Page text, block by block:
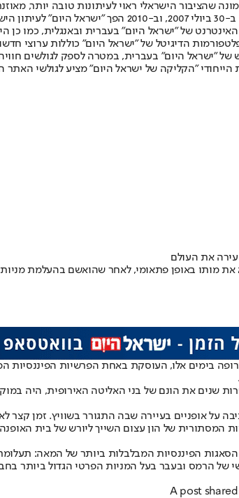
שהציבור הישראלי ראוי לעיתונות טובה יותר,
תשלום. המהדורה המודפסת הראשונה
הדיגיטל של "ישראל היום" כוללות ערוצי
החדש של "ישראל היום" בעברית, במטרה לספק
"הקליקה של ישראל היום" מציע לגולשי
את העולם
בהעלמת מניות בשווי 15 מיליארד דולר • הסערה מעסיקה את אירופה - ויש כמה
בימים אלו, העוסקת באחת הפרשיות הפיננסיות
שנים את הונם של בני האליטה האירופית, היה
על אופניים בעיירה שבה התגורר בשוויץ. זמן
המסתורית של הון עצום השייך ליורש של בית
של הרמס ובעבר בעל המניות הפרטי הגדול ביותר
A post